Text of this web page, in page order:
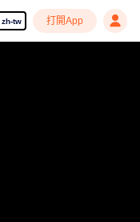
zh-tw 打開App